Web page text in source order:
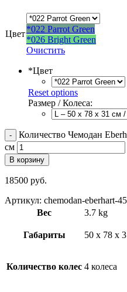
Цвет*022 Parrot Green
*026 Bright Green
Очистить
*Цвет
Reset options
Размер / Колеса:
Количество Чемодан
см
В корзину
18500 руб.
Артикул: chemodan-eberhart-
Вес
3.7 kg
Габариты 50 x 78 x
Количество колес 4 колеса